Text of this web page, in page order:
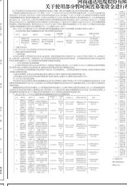
连带责任
赤峰吉
日以通讯
人，实际
政法规、
召开合法
一、审
案》
公司于
司（简称
亿元，公
日，经